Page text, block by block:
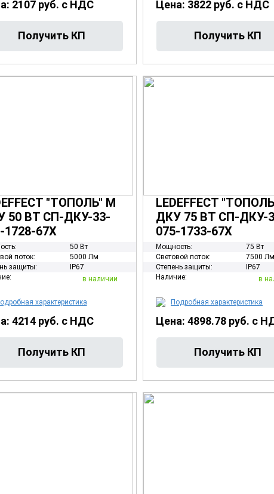
2107 руб. с НДС Цена: 3822 руб. с НДС
"ТОПОЛЬ" М
50 ВТ СП-ДКУ-33-
1728-67Х
50 Вт
поток:
5000 Лм
защиты:
IP67
в наличии
характеристика
4214 руб. с НДС
LEDEFFECT
ДКУ 75 ВТ СП-ДКУ-
075-1733-67Х
Мощность:
75 Вт
Световой поток:
7500 Лм
Степень защиты:
IP67
Наличие:
в
Подробная характеристика
Цена: 4898.78 руб. с